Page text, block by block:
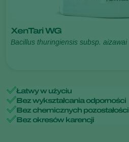
XenTari WG
Bacillus thuringiensis subsp. aizawai
Łatwy w użyciu
Bez wykształcania odporności
Bez chemicznych pozostałości
Bez okresów karencji